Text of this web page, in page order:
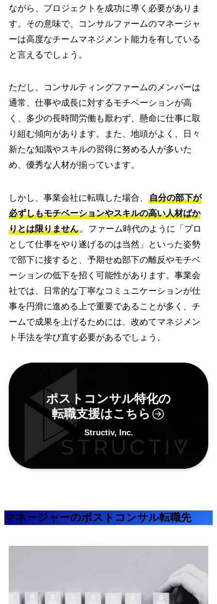
ながら、プロジェクトを成功に導く必要がありま
す。その意味で、コンサルファームのマネージャ
ーは高度なチームマネジメント能力を有している
と言えるでしょう。
ただし、コンサルティングファームのメンバーは
通常、仕事や成長に対するモチベーションが高
く、多少の長時間労働も厭わず、懸命に仕事に取
り組む傾向があります。また、地頭がよく、日々
新たな知識やスキルの習得に努める人が多いた
め、優秀な人材が揃っています。
しかし、事業会社に転職した場合、 自分の部下が
必ずしもモチベーションやスキルの高い人材ばか
りとは限りません。ファーム時代のように「プロ
として仕事をやり遂げるのは当然」といった姿勢
で部下に接すると、予期せぬ部下の離反やモチベ
ーションの低下を招く可能性があります。事業会
社では、日常的な丁寧なコミュニケーションが仕
事を円滑に進める上で重要であることが多く、チ
ームで成果を上げるためには、改めてマネジメン
ト手法を学び直す必要があるでしょう。
ポストコンサル特化の
転職支援はこちら
Structiv, Inc.
マネージャーのポストコンサル転職先